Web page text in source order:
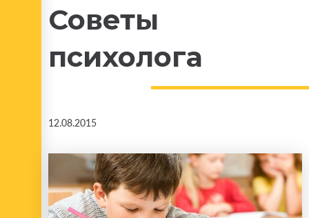
Советы
психолога
12.08.2015